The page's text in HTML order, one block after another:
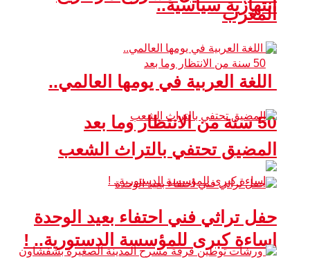
انتهازية سياسية..
50 سنة من الانتظار وما بعد
إساءة كبرى للمؤسسة الدستورية.. !
المغرب
اللغة العربية في يومها العالمي..
المضيق تحتفي بالتراث الشعب
حفل تراثي فني احتفاء بعيد الوحدة